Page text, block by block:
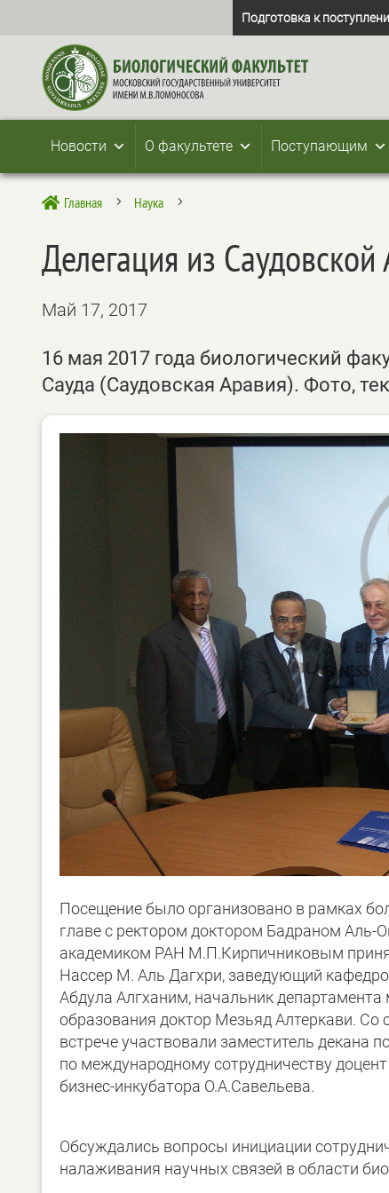
Подготовка к
Новости О факультете Поступающим
 Главная 5 Наука 5
Делегация из
Май 17, 2017
16 мая 2017 года биологический
Сауда (Саудовская Аравия). Фото,
Посещение было организовано в рамках
главе с ректором доктором Бадраном Аль-
академиком РАН М.П.Кирпичниковым
Нассер М. Аль Дагхри, заведующий
Абдула Алгханим, начальник
образования доктор Мезьяд Алтеркави. Со
встрече участвовали заместитель декана
по международному сотрудничеству
бизнес-инкубатора О.А.Савельева.
Обсуждались вопросы инициации
налаживания научных связей в области